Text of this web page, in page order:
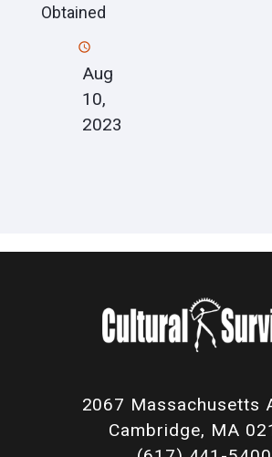
Obtained
Aug
10,
2023
2067 Massachusetts
Cambridge, MA